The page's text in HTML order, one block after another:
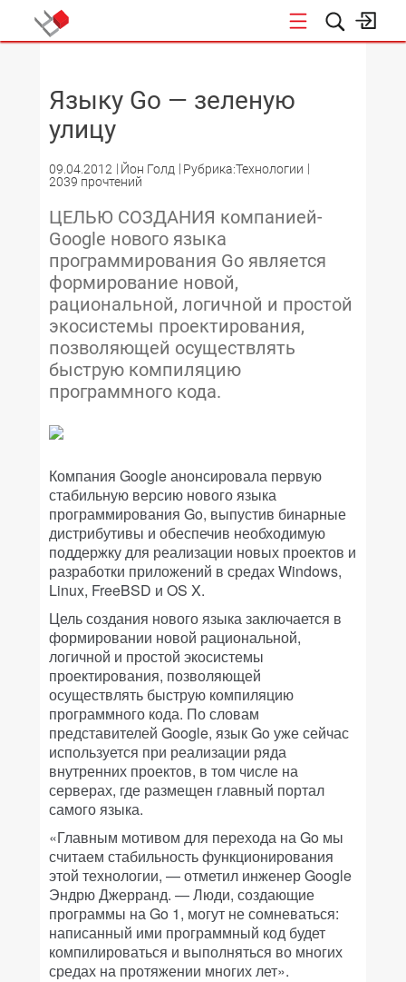
Языку Go — зеленую
улицу
09.04.2012 Йон Голд
Рубрика:Технологии
2039 прочтений
ЦЕЛЬЮ СОЗДАНИЯ компанией­
Google нового языка
программирования Go является
формирование новой,
рациональной, логичной и простой
экосистемы проектирования,
позволяющей осуществлять
быструю компиляцию
программного кода.
Компания Google анонсировала первую
стабильную версию нового языка
программирования Go, выпустив бинарные
дистрибутивы и обеспечив необходимую
поддержку для реализации новых проектов и
разработки приложений в средах Windows,
Linux, FreeBSD и OS X.
Цель создания нового языка заключается в
формировании новой рациональной,
логичной и простой экосистемы
проектирования, позволяющей
осуществлять быструю компиляцию
программного кода. По словам
представителей Google, язык Go уже сейчас
используется при реализации ряда
внутренних проектов, в том числе на
серверах, где размещен главный портал
самого языка.
«Главным мотивом для перехода на Go мы
считаем стабильность функционирования
этой технологии, — отметил инженер Google
Эндрю Джерранд. — Люди, создающие
программы на Go 1, могут не сомневаться:
написанный ими программный код будет
компилироваться и выполняться во многих
средах на протяжении многих лет».